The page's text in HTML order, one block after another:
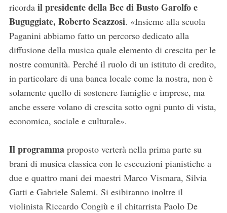
ricorda il presidente della Bcc di Busto Garolfo e
Buguggiate, Roberto Scazzosi. «Insieme alla scuola
Paganini abbiamo fatto un percorso dedicato alla
diffusione della musica quale elemento di crescita per le
nostre comunità. Perché il ruolo di un istituto di credito,
in particolare di una banca locale come la nostra, non è
solamente quello di sostenere famiglie e imprese, ma
anche essere volano di crescita sotto ogni punto di vista,
economica, sociale e culturale».
Il programmaproposto verterà nella prima parte su
brani di musica classica con le esecuzioni pianistiche a
due e quattro mani dei maestri Marco Vismara, Silvia
Gatti e Gabriele Salemi. Si esibiranno inoltre il
violinista Riccardo Congiù e il chitarrista Paolo De